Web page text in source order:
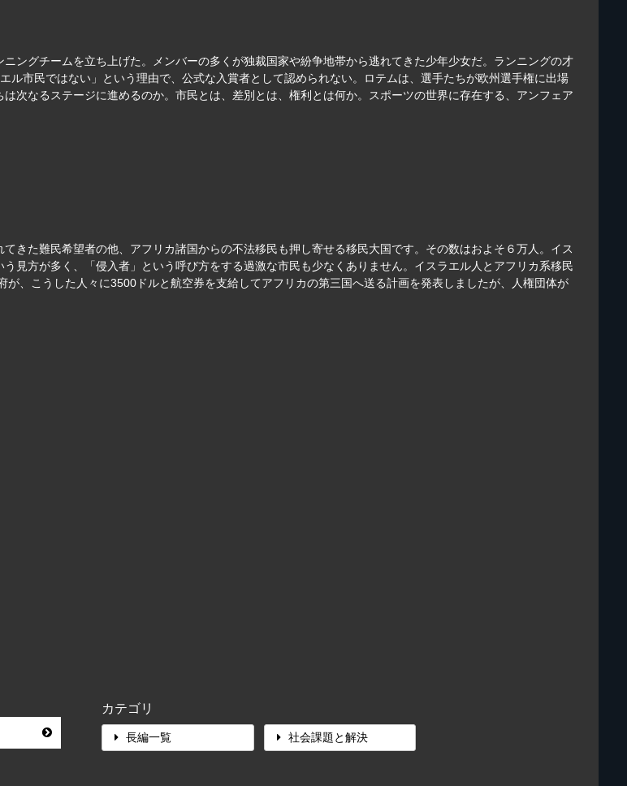
ングチームを立ち上げた。メンバーの多くが独裁国家や紛争地帯から逃れてきた少年少女だ。ランニングの才
市民ではない」という理由で、公式な入賞者として認められない。ロテムは、選手たちが欧州選手権に出場
次なるステージに進めるのか。市民とは、差別とは、権利とは何か。スポーツの世界に存在する、アンフェア
きた難民希望者の他、アフリカ諸国からの不法移民も押し寄せる移民大国です。その数はおよそ６万人。イス
見方が多く、「侵入者」という呼び方をする過激な市民も少なくありません。イスラエル人とアフリカ系移民
、こうした人々に3500ドルと航空券を支給してアフリカの第三国へ送る計画を発表しましたが、人権団体が
カテゴリ
長編一覧 社会課題と解決